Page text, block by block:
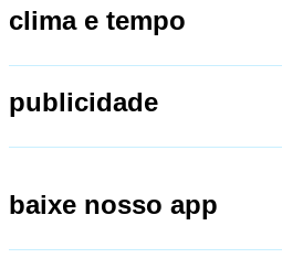
clima e tempo
publicidade
baixe nosso app